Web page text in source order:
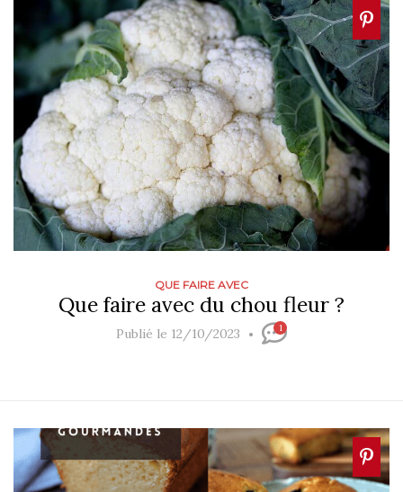
QUE FAIRE AVEC
Que faire avec du chou fleur ?
Publié le 12/10/2023 1